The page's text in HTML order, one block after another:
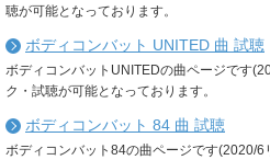
聴が可能となっております。
ボディコンバット UNITED 曲 試聴
ボディコンバットUNITEDの曲ページです
ク・試聴が可能となっております。
ボディコンバット 84 曲 試聴
ボディコンバット84の曲ページです(2020/